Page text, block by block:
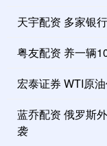
天宇配资 多家银
粤友配资 养一辆
宏泰证券 WTI原
蓝乔配资 俄罗斯
袭